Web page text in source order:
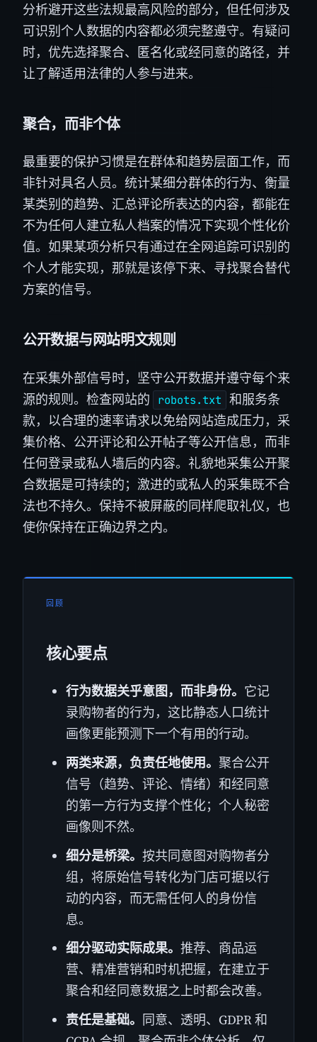
分析避开这些法规最高风险的部分，但任何涉及
可识别个人数据的内容都必须完整遵守。有疑问
时，优先选择聚合、匿名化或经同意的路径，并
让了解适用法律的人参与进来。
聚合，而非个体
最重要的保护习惯是在群体和趋势层面工作，而
非针对具名人员。统计某细分群体的行为、衡量
某类别的趋势、汇总评论所表达的内容，都能在
不为任何人建立私人档案的情况下实现个性化价
值。如果某项分析只有通过在全网追踪可识别的
个人才能实现，那就是该停下来、寻找聚合替代
方案的信号。
公开数据与网站明文规则
在采集外部信号时，坚守公开数据并遵守每个来
源的规则。检查网站的
robots.txt 和服务条
款，以合理的速率请求以免给网站造成压力，采
集价格、公开评论和公开帖子等公开信息，而非
任何登录或私人墙后的内容。礼貌地采集公开聚
合数据是可持续的；激进的或私人的采集既不合
法也不持久。保持不被屏蔽的同样爬取礼仪，也
使你保持在正确边界之内。
回顾
核心要点
行为数据关乎意图，而非身份。 它记
录购物者的行为，这比静态人口统计
画像更能预测下一个有用的行动。
两类来源，负责任地使用。 聚合公开
信号（趋势、评论、情绪）和经同意
的第一方行为支撑个性化；个人秘密
画像则不然。
细分是桥梁。 按共同意图对购物者分
组，将原始信号转化为门店可据以行
动的内容，而无需任何人的身份信
息。
细分驱动实际成果。 推荐、商品运
营、精准营销和时机把握，在建立于
聚合和经同意数据之上时都会改善。
责任是基础。 同意、透明、GDPR 和